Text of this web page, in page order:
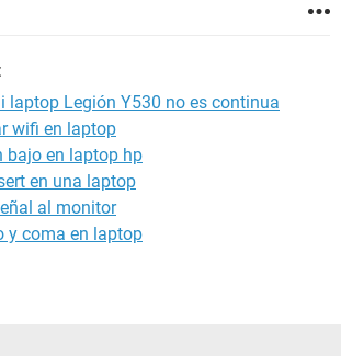
laptop Legión Y530 no es continua
wifi en laptop
bajo en laptop hp
en una laptop
al monitor
y coma en laptop